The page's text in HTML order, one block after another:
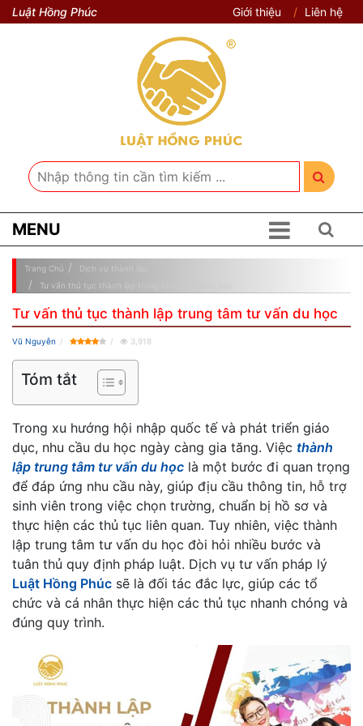
Luật Hồng Phúc Giới thiệu Liên hệ
MENU
Trang Chủ
Dịch vụ thành lập
Tư vấn thủ tục thành lập trung tâm tư vấn du học
Tư vấn thủ tục thành lập trung tâm tư vấn du học
Vũ Nguyễn 3,918
Tóm tắt
Trong xu hướng hội nhập quốc tế và phát triển giáo
dục, nhu cầu du học ngày càng gia tăng. Việc thành
lập trung tâm tư vấn du học là một bước đi quan trọng
để đáp ứng nhu cầu này, giúp địu cầu thông tin, hỗ trợ
sinh viên trong việc chọn trường, chuẩn bị hồ sơ và
thực hiện các thủ tục liên quan. Tuy nhiên, việc thành
lập trung tâm tư vấn du học đòi hỏi nhiều bước và
tuân thủ quy định pháp luật. Dịch vụ tư vấn pháp lý
Luật Hồng Phúc sẽ là đối tác đắc lực, giúp các tổ
chức và cá nhân thực hiện các thủ tục nhanh chóng và
đúng quy trình.